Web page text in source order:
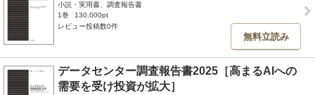
小説・実用書、調査報告書
1巻
130,000pt
レビュー投稿数0件
無料立読み
データセンター調査報告書2025［高まるAIへの
需要を受け投資が拡大］